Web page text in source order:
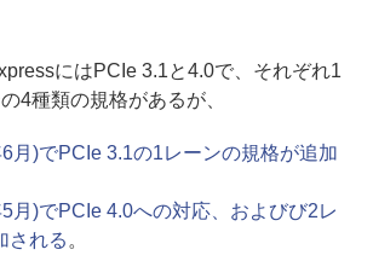
にはPCIe 3.1と4.0で、それぞれ1
4種類の規格があるが、
月)でPCIe 3.1の1レーンの規格が追加
月)でPCIe 4.0への対応、およびび2レ
される 。